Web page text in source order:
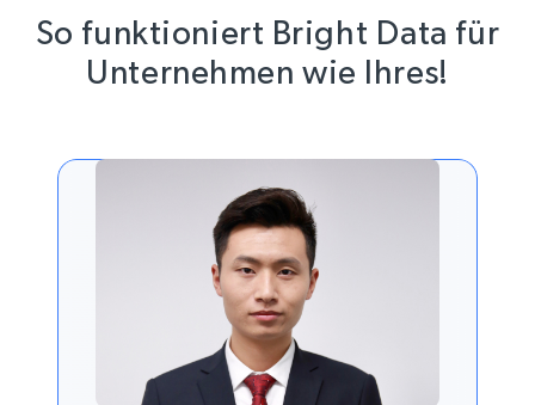
So funktioniert Bright Data für
Unternehmen wie Ihres!